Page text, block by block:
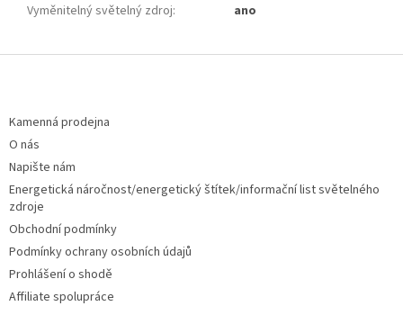
Vyměnitelný světelný zdroj: ano
Kamenná prodejna
O nás
Napište nám
Energetická náročnost/energetický štítek/informační list světelného
zdroje
Obchodní podmínky
Podmínky ochrany osobních údajů
Prohlášení o shodě
Affiliate spolupráce